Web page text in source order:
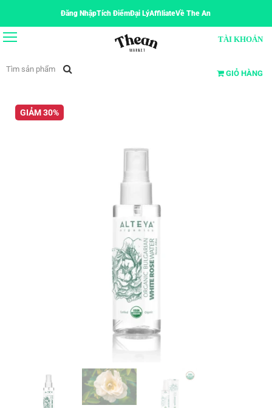
Đăng NhậpTích ĐiểmĐại LýAffiliateVề The An
TÀI KHOẢN
GIỎ HÀNG
GIẢM 30%